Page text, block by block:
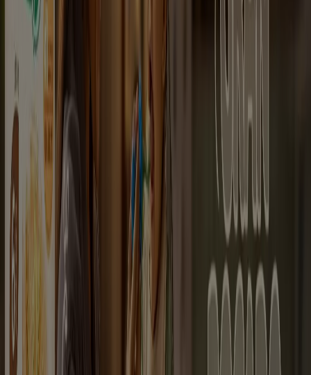
Catálogos de Farmacias, Droguerías
y Ópticas en El Tambo Nariño
Volantes y las mejores ofertas en El
Tambo Nariño
arroz celulares nevera lavadora aire
acondicionado
cerveza
Farmacias, Droguerías y Ópticas en
otras ciudades
Bogotá Medellín Cali Barranquilla
Bucaramanga
Cartagena
Villavicencio
Santa Marta
Ibagué
Cúcuta Manizales Pasto
Valledupar
Armenia
Ver más ciudades